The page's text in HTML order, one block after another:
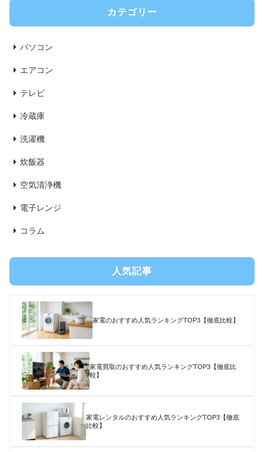
カテゴリー
パソコン
エアコン
テレビ
冷蔵庫
洗濯機
炊飯器
空気清浄機
電子レンジ
コラム
人気記事
家電のおすすめ人気ランキングTOP3【徹底比較】
家電買取のおすすめ人気ランキングTOP3【徹底比
較】
家電レンタルのおすすめ人気ランキングTOP3【徹底
比較】